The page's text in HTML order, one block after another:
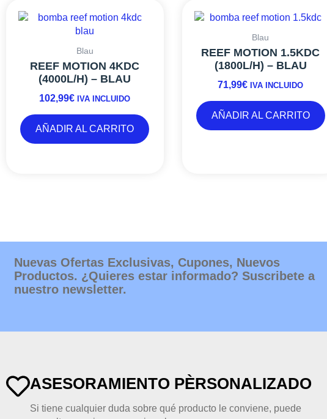
Blau
REEF MOTION 4KDC
(4000L/H) – BLAU
102,99€ IVA INCLUIDO
AÑADIR AL CARRITO
Blau
REEF MOTION 1.5KDC
(1800L/H) – BLAU
71,99€ IVA INCLUIDO
AÑADIR AL CARRITO
Nuevas Ofertas Exclusivas, Cupones, Nuevos
Productos. ¿Quieres estar informado? Suscribete a
nuestro newsletter.
ASESORAMIENTO PÈRSONALIZADO
Si tiene cualquier duda sobre qué producto le conviene, puede